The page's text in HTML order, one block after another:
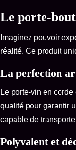
Le porte-
Imaginez pouvoir
réalité. Ce produit
La perfection
Le porte-vin en
qualité pour garantir
capable de
Polyvalent et